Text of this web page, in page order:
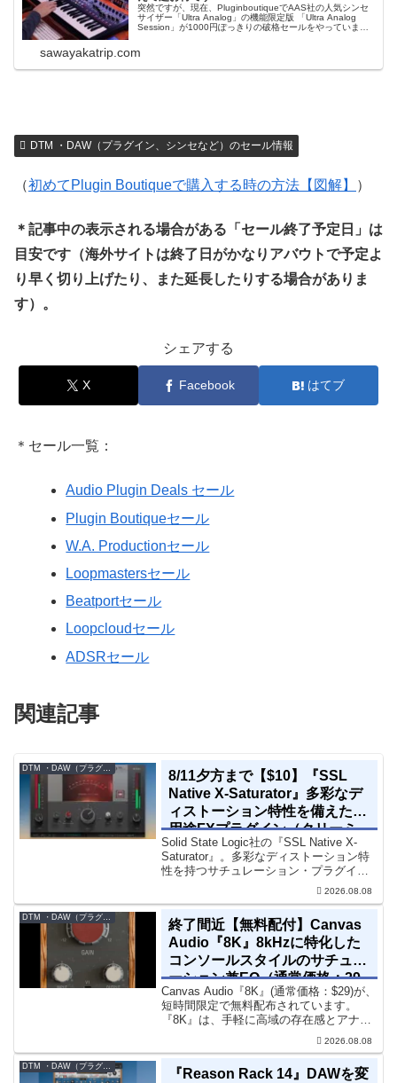
突然ですが、現在、PluginboutiqueでAAS社の人気シンセ
サイザー「Ultra Analog」の機能限定版 「Ultra Analog
Session」が1000円ぽっきりの破格セールをやっていま
sawayakatrip.com
DTM ・DAW（プラグイン、シンセなど）のセール情報
（初めてPlugin Boutiqueで購入する時の方法【図解】 ）
＊記事中の表示される場合がある「セール終了予定日」は
目安です（海外サイトは終了日がかなりアバウトで予定よ
り早く切り上げたり、また延長したりする場合がありま
す）。
シェアする
X Facebook はてブ
＊セール一覧：
Audio Plugin Deals セール
Plugin Boutiqueセール
W.A. Productionセール
Loopmastersセール
Beatportセール
Loopcloudセール
ADSRセール
関連記事
8/11夕方まで【$10】『SSL
Native X-Saturator』多彩なデ
ィストーション特性を備えた多
用途FXプラグイン（クリーミ
ィ＆ウォームなサウンド）
Solid State Logic社の『SSL Native X-
Saturator』。多彩なディストーション特
性を持つサチュレーション・プラグイン
です。音楽制作者、エンジニアの間でも
2026.08.08
終了間近【無料配付】Canvas
Audio『8K』8kHzに特化した
コンソールスタイルのサチュレ
ーション兼EQ（通常価格：29
ドル）
Canvas Audio『8K』(通常価格：$29)が、
短時間限定で無料配布されています。
『8K』は、手軽に高域の存在感とアナロ
グ的な質感をミックスに加えることがで
きる「8kHz」に特化したコンソールスタ
イルのサチュレーション兼EQです。8...
2026.08.08
DTM ・DAW（プラグイン、シンセなど）のセール情報
『Reason Rack 14』DAWを変